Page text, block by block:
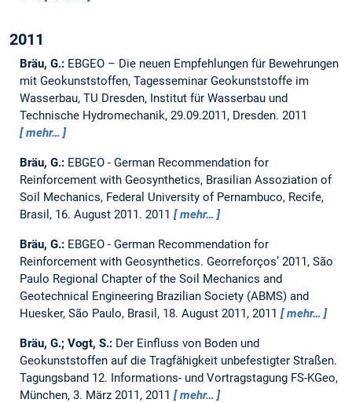
2011
Bräu, G.: EBGEO – Die neuen Empfehlungen für Bewehrungen
mit Geokunststoffen, Tagesseminar Geokunststoffe im
Wasserbau, TU Dresden, Institut für Wasserbau und
Technische Hydromechanik, 29.09.2011, Dresden. 2011
mehr…
Bräu, G.: EBGEO - German Recommendation for
Reinforcement with Geosynthetics, Brasilian Assoziation of
Soil Mechanics, Federal University of Pernambuco, Recife,
Brasil, 16. August 2011. 2011 mehr…
Bräu, G.: EBGEO - German Recommendation for
Reinforcement with Geosynthetics. Georreforços’ 2011, São
Paulo Regional Chapter of the Soil Mechanics and
Geotechnical Engineering Brazilian Society (ABMS) and
Huesker, São Paulo, Brasil, 18. August 2011, 2011
mehr…
Bräu, G.; Vogt, S.: Der Einfluss von Boden und
Geokunststoffen auf die Tragfähigkeit unbefestigter Straßen.
Tagungsband 12. Informations- und Vortragstagung FS-KGeo,
München, 3. März 2011, 2011
mehr…